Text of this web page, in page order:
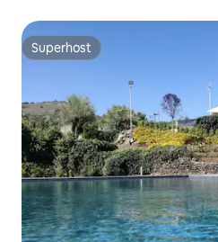
Superhost
Superhost